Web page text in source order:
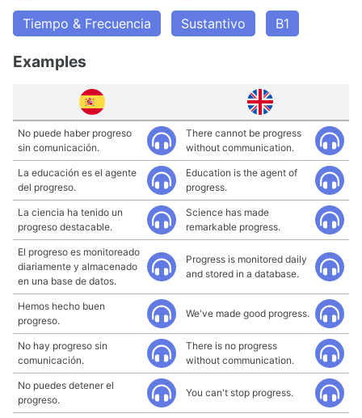
Tiempo & Frecuencia Sustantivo B1
Examples
No puede haber progreso
sin comunicación.
There cannot be progress
without communication.
La educación es el agente
del progreso.
Education is the agent of
progress.
La ciencia ha tenido un
progreso destacable.
Science has made
remarkable progress.
El progreso es monitoreado
diariamente y almacenado
en una base de datos.
Progress is monitored daily
and stored in a database.
Hemos hecho buen
progreso.
We've made good progress.
No hay progreso sin
comunicación.
There is no progress
without communication.
No puedes detener el
progreso.
You can't stop progress.